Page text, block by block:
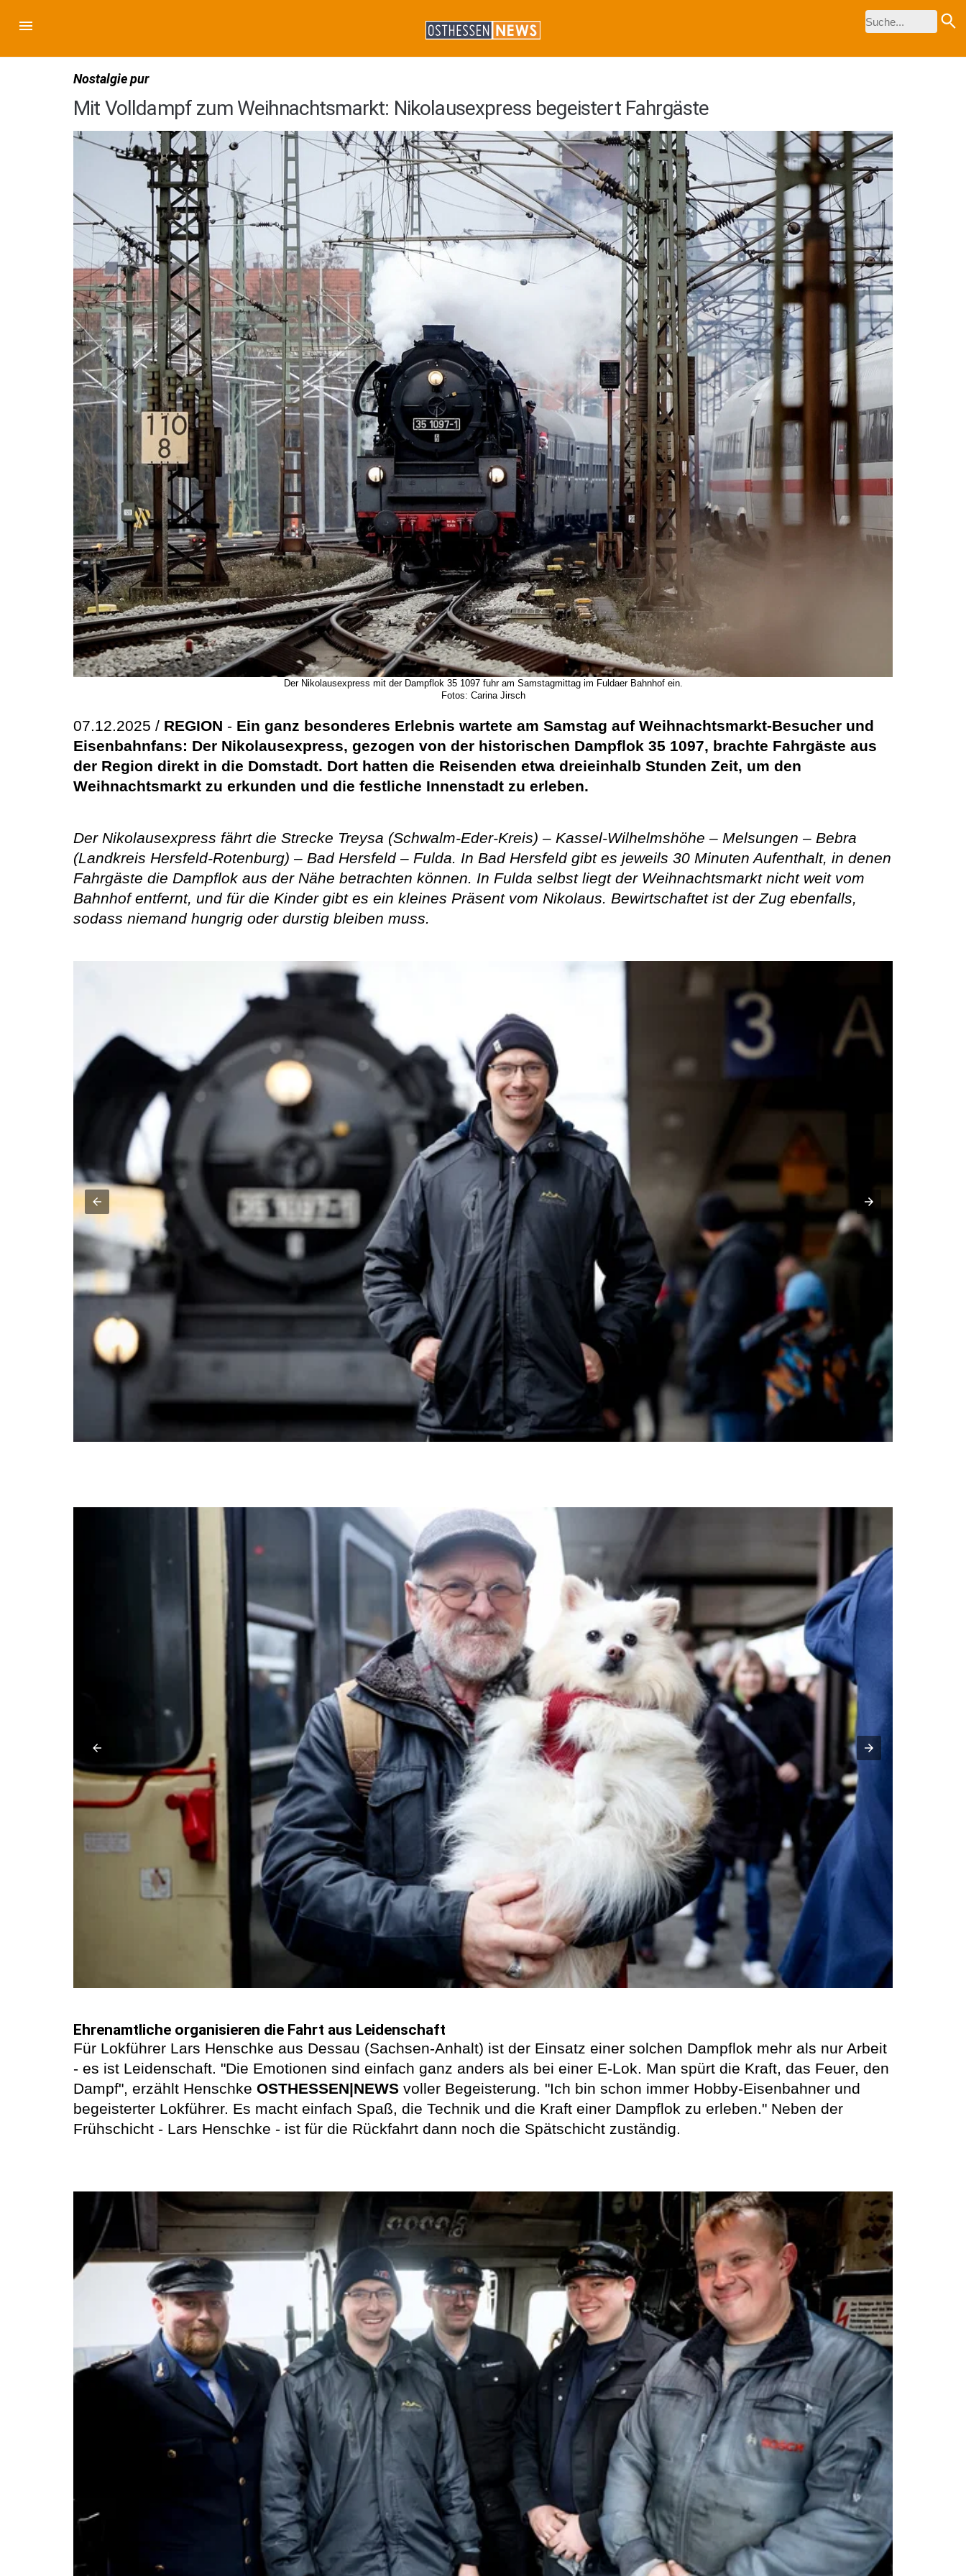
Nostalgie pur
Mit Volldampf zum Weihnachtsmarkt: Nikolausexpress begeistert Fahrgäste
Der Nikolausexpress mit der Dampflok 35 1097 fuhr am Samstagmittag im Fuldaer Bahnhof ein.
Fotos: Carina Jirsch
07.12.2025 / REGION - Ein ganz besonderes Erlebnis wartete am Samstag auf Weihnachtsmarkt-Besucher und
Eisenbahnfans: Der Nikolausexpress, gezogen von der historischen Dampflok 35 1097, brachte Fahrgäste aus
der Region direkt in die Domstadt. Dort hatten die Reisenden etwa dreieinhalb Stunden Zeit, um den
Weihnachtsmarkt zu erkunden und die festliche Innenstadt zu erleben.
Der Nikolausexpress fährt die Strecke Treysa (Schwalm-Eder-Kreis) – Kassel-Wilhelmshöhe – Melsungen – Bebra
(Landkreis Hersfeld-Rotenburg) – Bad Hersfeld – Fulda. In Bad Hersfeld gibt es jeweils 30 Minuten Aufenthalt, in denen
Fahrgäste die Dampflok aus der Nähe betrachten können. In Fulda selbst liegt der Weihnachtsmarkt nicht weit vom
Bahnhof entfernt, und für die Kinder gibt es ein kleines Präsent vom Nikolaus. Bewirtschaftet ist der Zug ebenfalls,
sodass niemand hungrig oder durstig bleiben muss.
Ehrenamtliche organisieren die Fahrt aus Leidenschaft
Für Lokführer Lars Henschke aus Dessau (Sachsen-Anhalt) ist der Einsatz einer solchen Dampflok mehr als nur Arbeit
- es ist Leidenschaft. "Die Emotionen sind einfach ganz anders als bei einer E-Lok. Man spürt die Kraft, das Feuer, den
Dampf", erzählt Henschke OSTHESSEN|NEWS voller Begeisterung. "Ich bin schon immer Hobby-Eisenbahner und
begeisterter Lokführer. Es macht einfach Spaß, die Technik und die Kraft einer Dampflok zu erleben." Neben der
Frühschicht - Lars Henschke - ist für die Rückfahrt dann noch die Spätschicht zuständig.